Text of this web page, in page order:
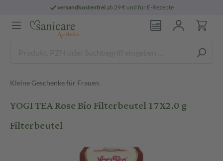
versandkostenfreiab 29 € und für E-Rezepte
Kleine Geschenke für Frauen
YOGI TEA Rose Bio Filterbeutel 17X2.0 g
Filterbeutel